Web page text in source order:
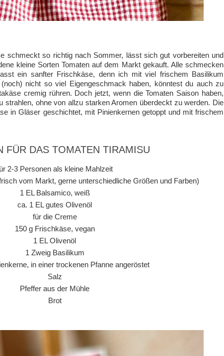
schmeckt so richtig nach Sommer, lässt sich gut vorbereiten und
kleine Sorten Tomaten auf dem Markt gekauft. Alle schmecken
ein sanfter Frischkäse, denn ich mit viel frischem Basilikum
nicht so viel Eigengeschmack haben, könntest du auch zu
cremig rühren. Doch jetzt, wenn die Tomaten Saison haben,
strahlen, ohne von allzu starken Aromen überdeckt zu werden. Die
in Gläser geschichtet, mit Pinienkernen getoppt und mit frischem
FÜR DAS TOMATEN TIRAMISU
2-3 Personen als kleine Mahlzeit
vom Markt, gerne unterschiedliche Größen und Farben)
1 EL Balsamico, weiß
ca. 1 EL gutes Olivenöl
für die Creme
150 g Frischkäse, vegan
1 EL Olivenöl
1 Zweig Basilikum
in einer trockenen Pfanne angeröstet
Salz
Pfeffer aus der Mühle
Brot